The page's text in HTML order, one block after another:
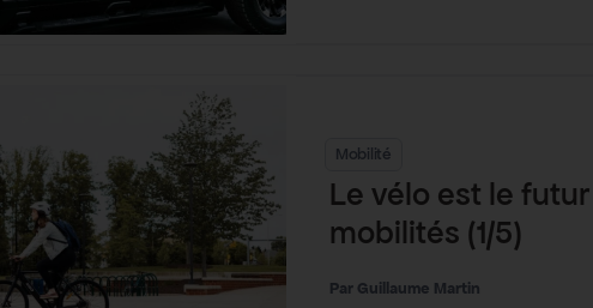
Mobilité
Le vélo est le
mobilités (1/5)
Guillaume Martin